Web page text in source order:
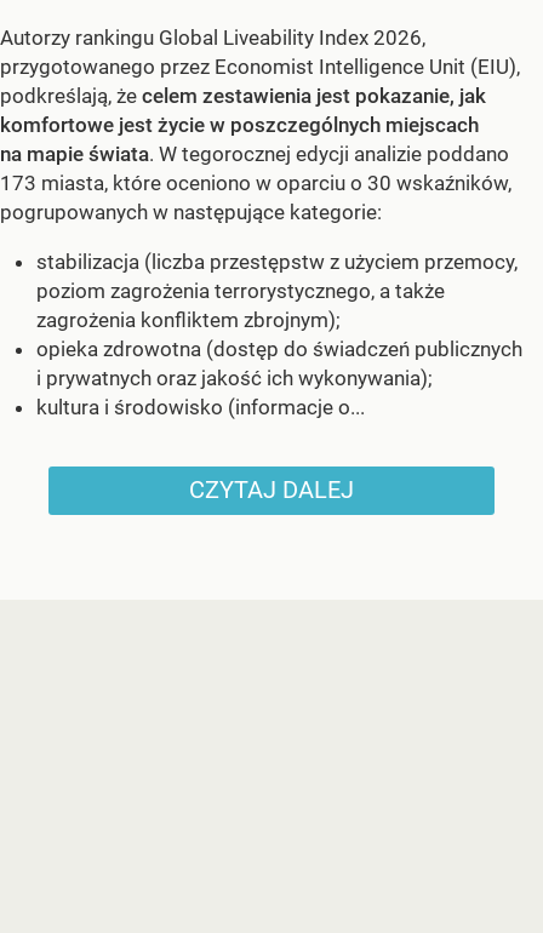
Autorzy rankingu Global Liveability Index 2026,
przygotowanego przez Economist Intelligence Unit (EIU),
podkreślają, że celem zestawienia jest pokazanie, jak
komfortowe jest życie w poszczególnych miejscach
na mapie świata. W tegorocznej edycji analizie poddano
173 miasta, które oceniono w oparciu o 30 wskaźników,
pogrupowanych w następujące kategorie:
stabilizacja (liczba przestępstw z użyciem przemocy,
poziom zagrożenia terrorystycznego, a także
zagrożenia konfliktem zbrojnym);
opieka zdrowotna (dostęp do świadczeń publicznych
i prywatnych oraz jakość ich wykonywania);
kultura i środowisko (informacje o...
CZYTAJ DALEJ